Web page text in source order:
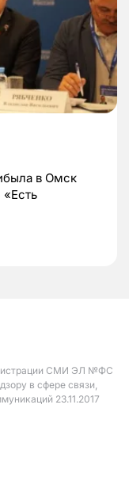
в Омск
СМИ ЭЛ №ФС
в сфере связи,
23.11.2017